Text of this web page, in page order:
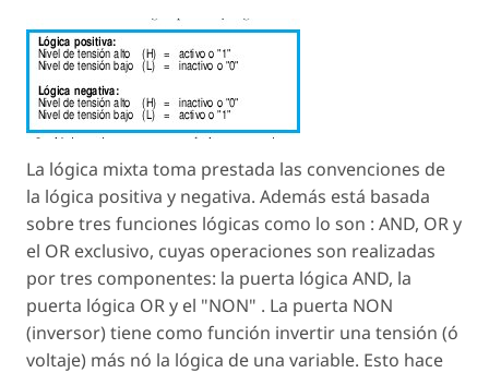
La lógica mixta toma prestada las convenciones de
la lógica positiva y negativa. Además está basada
sobre tres funciones lógicas como lo son : AND, OR y
el OR exclusivo, cuyas operaciones son realizadas
por tres componentes: la puerta lógica AND, la
puerta lógica OR y el "NON" . La puerta NON
(inversor) tiene como función invertir una tensión (ó
voltaje) más nó la lógica de una variable. Esto hace